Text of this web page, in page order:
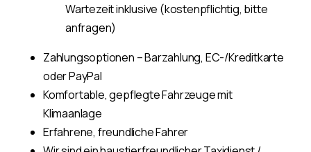
Wartezeit inklusive (kostenpflichtig, bitte
anfragen)
Zahlungsoptionen – Barzahlung, EC-/Kreditkarte
oder PayPal
Komfortable, gepflegte Fahrzeuge mit
Klimaanlage
Erfahrene, freundliche Fahrer